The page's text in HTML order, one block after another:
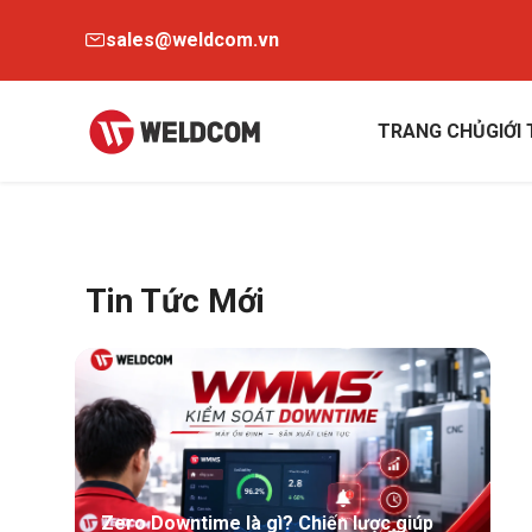
sales@weldcom.vn
TRANG CHỦGIỚI
Tin Tức Mới
Zero Downtime là gì? Chiến lược giúp